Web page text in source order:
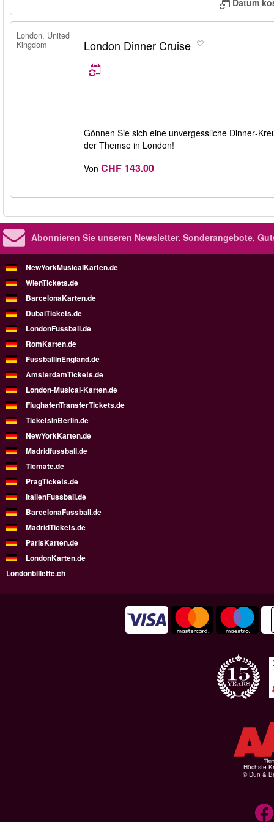
Datum
London, United
Kingdom
London Dinner Cruise
Gönnen Sie sich eine unvergessliche
der Themse in London!
Von CHF 143.00
Abonnieren Sie unseren Newsletter. Sonderangebote,
NewYorkMusicalKarten.de
WienTickets.de
BarcelonaKarten.de
DubaiTickets.de
LondonFussball.de
RomKarten.de
FussballinEngland.de
AmsterdamTickets.de
London-Musical-Karten.de
FlughafenTransferTickets.de
TicketsInBerlin.de
NewYorkKarten.de
Madridfussball.de
Ticmate.de
PragTickets.de
ItalienFussball.de
BarcelonaFussball.de
MadridTickets.de
ParisKarten.de
LondonKarten.de
Londonbillette.ch
Höchste
© Dun &